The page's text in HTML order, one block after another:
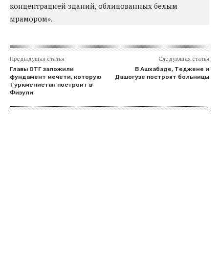
концентрацией зданий, облицованных белым
мрамором».
Предыдущая статья
Главы ОТГ заложили
фундамент мечети, которую
Туркменистан построит в
Физули
Следующая статья
В Ашхабаде, Теджене и
Дашогузе построят больницы